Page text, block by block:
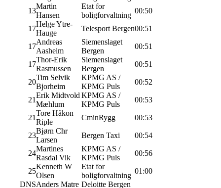
13
Martin
Hansen
Etat for
boligforvaltning
00:50
17
Helge Ytre-
Hauge
Telesport Bergen00:51
17
Andreas
Aasheim
Siemenslaget
Bergen
00:51
17
Thor-Erik
Rasmussen
Siemenslaget
Bergen
00:51
20
Tim Selvik
Bjorheim
KPMG AS /
KPMG Puls
00:52
21
Erik Midtvold
Mæhlum
KPMG AS /
KPMG Puls
00:53
21
Tore Håkon
Riple
CminRygg 00:53
23
Bjørn Chr
Larsen
Bergen Taxi 00:54
24
Martines
Rasdal Vik
KPMG AS /
KPMG Puls
00:56
25
Kenneth W
Olsen
Etat for
boligforvaltning
01:00
DNSAnders Matre Deloitte Bergen